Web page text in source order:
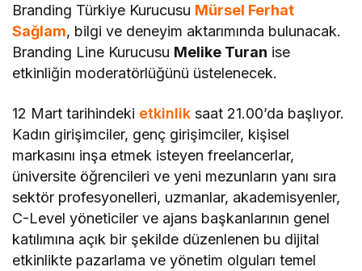
Branding Türkiye Kurucusu Mürsel Ferhat
Sağlam, bilgi ve deneyim aktarımında bulunacak.
Branding Line Kurucusu Melike Turan ise
etkinliğin moderatörlüğünü üstelenecek.
12 Mart tarihindeki etkinlik saat 21.00’da başlıyor.
Kadın girişimciler, genç girişimciler, kişisel
markasını inşa etmek isteyen freelancerlar,
üniversite öğrencileri ve yeni mezunların yanı sıra
sektör profesyonelleri, uzmanlar, akademisyenler,
C-Level yöneticiler ve ajans başkanlarının genel
katılımına açık bir şekilde düzenlenen bu dijital
etkinlikte pazarlama ve yönetim olguları temel